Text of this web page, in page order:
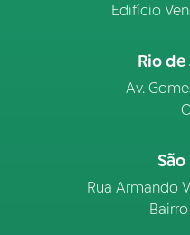
Edifício
Rio
Av.
São
Rua Armando